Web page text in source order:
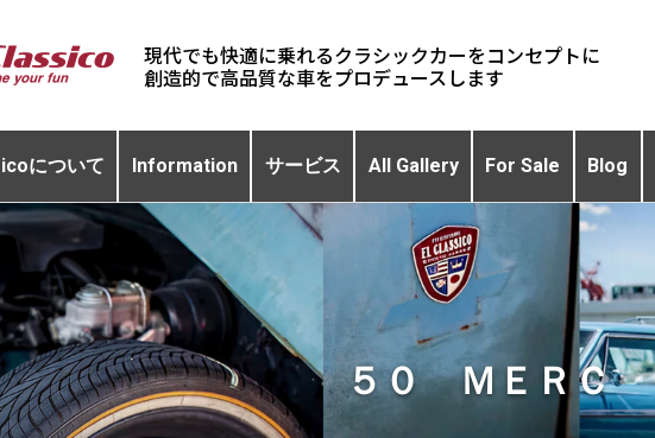
現代でも快適に乗れるクラシックカーをコンセプトに
について Information サービス All Gallery For Sale Blog
５０ ＭＥＲＣ